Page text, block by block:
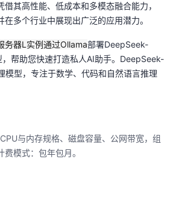
其高性能、低成本和多模态融合能力，
多个行业中展现出广泛的应用潜力。
务器L实例通过Ollama部署DeepSeek-
，帮助您快速打造私人AI助手。DeepSeek-
模型，专注于数学、代码和自然语言推理
与内存规格、磁盘容量、公网带宽，组
模式：包年包月。